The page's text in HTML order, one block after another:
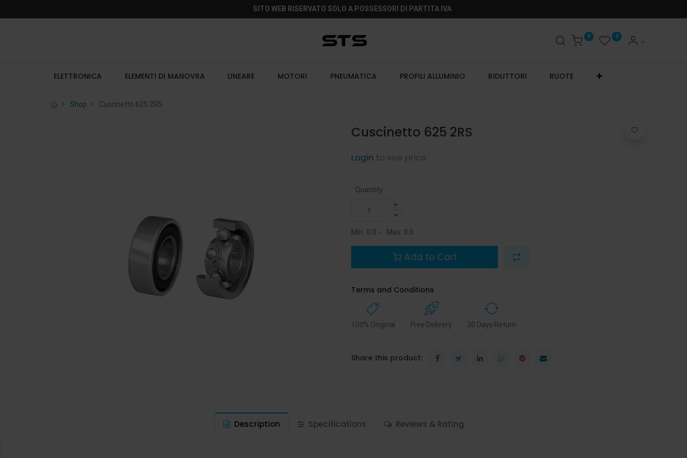
SITO WEB RISERVATO SOLO A POSSESSORI DI PARTITA IVA
0 0
ELETTRONICA ELEMENTI DI MANOVRA LINEARE MOTORI PNEUMATICA PROFILI ALLUMINIO RIDUTTORI RUOTE
Shop Cuscinetto 625 2RS
Cuscinetto 625 2RS
Login to see price
Quantity:
Min: 0.0 - Max: 0.0
Add to Cart
Terms and Conditions
100% Original Free Delivery 30 Days Return
Share this product:
Description Specifications Reviews & Rating